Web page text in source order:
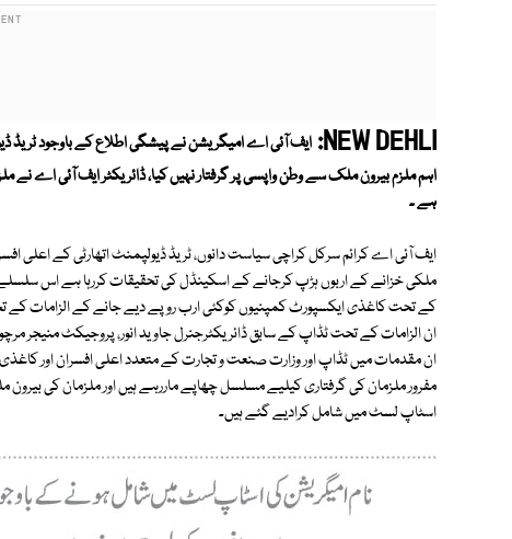
NEW DEHLI: ایف آئی اے امیگریشن نے پیشگی اطلاع کے باوجود ٹریڈ
اہم ملزم بیرون ملک سے وطن واپسی پر گرفتار نہیں کیا، ڈائریکٹر ایف آئی اے
ہے ۔
ایف آئی اے کرائم سرکل کراچی سیاست دانوں، ٹریڈ ڈیولپمنٹ اتھارٹی کے
ملکی خزانے کے اربوں ہڑپ کرجانے کے اسکینڈل کی تحقیقات کررہا ہے اس
ان الزامات کے تحت ٹڈاپ کے سابق ڈائریکٹرجنرل جاوید انور، پروجیکٹ منیجر
ان مقدمات میں ٹڈاپ اور وزارت صنعت و تجارت کے متعدد اعلی افسران اور
مفرور ملزمان کی گرفتاری کیلیے مسلسل چھاپے ماررہے ہیں اور ملزمان کی
اسٹاپ لسٹ میں شامل کرادیے گئے ہیں۔